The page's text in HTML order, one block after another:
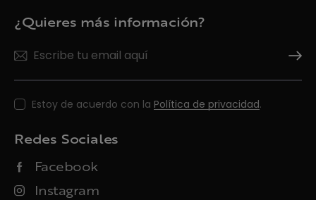
¿Quieres más información?
Estoy de acuerdo con la Política de privacidad.
Redes Sociales
Facebook
Instagram